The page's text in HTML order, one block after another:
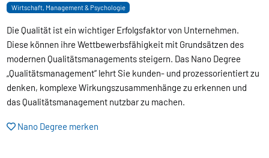
Wirtschaft, Management & Psychologie
Die Qualität ist ein wichtiger Erfolgsfaktor von Unternehmen.
Diese können ihre Wettbewerbsfähigkeit mit Grundsätzen des
modernen Qualitätsmanagements steigern. Das Nano Degree
„Qualitätsmanagement“ lehrt Sie kunden- und prozessorientiert zu
denken, komplexe Wirkungszusammenhänge zu erkennen und
das Qualitätsmanagement nutzbar zu machen.
Nano Degree merken